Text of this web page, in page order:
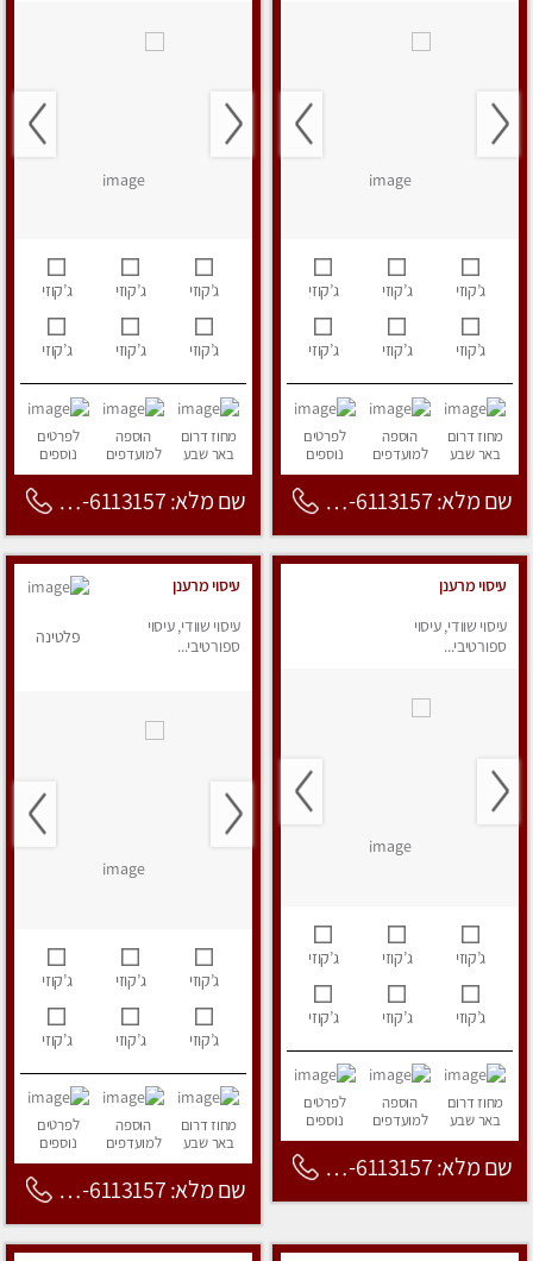
ג’קוזי ג’קוזי ג’קוזי
ג’קוזי ג’קוזי ג’קוזי
מחוז דרום
באר שבע
הוספה
למועדפים
לפרטים
נוספים
שם מלא: 053-6113157
ג’קוזי ג’קוזי ג’קוזי
ג’קוזי ג’קוזי ג’קוזי
מחוז דרום
באר שבע
הוספה
למועדפים
לפרטים
נוספים
שם מלא: 053-6113157
עיסוי מרענן
עיסוי שוודי, עיסוי
ספורטיבי...
ג’קוזי ג’קוזי ג’קוזי
ג’קוזי ג’קוזי ג’קוזי
מחוז דרום
באר שבע
הוספה
למועדפים
לפרטים
נוספים
שם מלא: 053-6113157
עיסוי מרענן
עיסוי שוודי, עיסוי
ספורטיבי...
פלטינה
ג’קוזי ג’קוזי ג’קוזי
ג’קוזי ג’קוזי ג’קוזי
מחוז דרום
באר שבע
הוספה
למועדפים
לפרטים
נוספים
שם מלא: 053-6113157